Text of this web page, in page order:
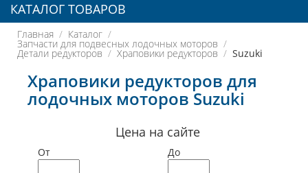
КАТАЛОГ ТОВАРОВ
Главная Каталог
Запчасти для подвесных лодочных моторов
Детали редукторов Храповики редукторов Suzuki
Храповики редукторов для
лодочных моторов Suzuki
Цена на сайте
От До